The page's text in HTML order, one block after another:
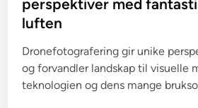
d
n
perspektiver med
luften
Dronefotografering gir unike
og forvandler landskap til visuelle
teknologien og dens mange